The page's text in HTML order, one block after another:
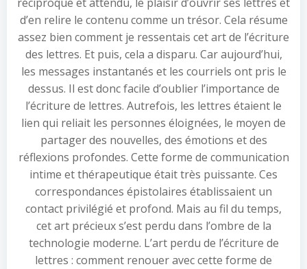
d’en relire le contenu comme un trésor. Cela résume
assez bien comment je ressentais cet art de l’écriture
des lettres. Et puis, cela a disparu. Car aujourd’hui,
les messages instantanés et les courriels ont pris le
dessus. Il est donc facile d’oublier l’importance de
l’écriture de lettres. Autrefois, les lettres étaient le
lien qui reliait les personnes éloignées, le moyen de
partager des nouvelles, des émotions et des
réflexions profondes. Cette forme de communication
intime et thérapeutique était très puissante. Ces
correspondances épistolaires établissaient un
contact privilégié et profond. Mais au fil du temps,
cet art précieux s’est perdu dans l’ombre de la
technologie moderne. L’art perdu de l’écriture de
lettres : comment renouer avec cette forme de